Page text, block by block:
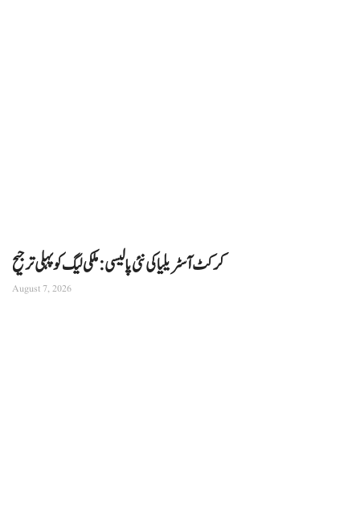
کرکٹ آسٹریلیا کی نئی پالیسی: ملکی لیگ کو پہلی ترجیح
August 7, 2026